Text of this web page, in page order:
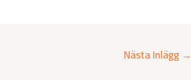
Nästa Inlägg →